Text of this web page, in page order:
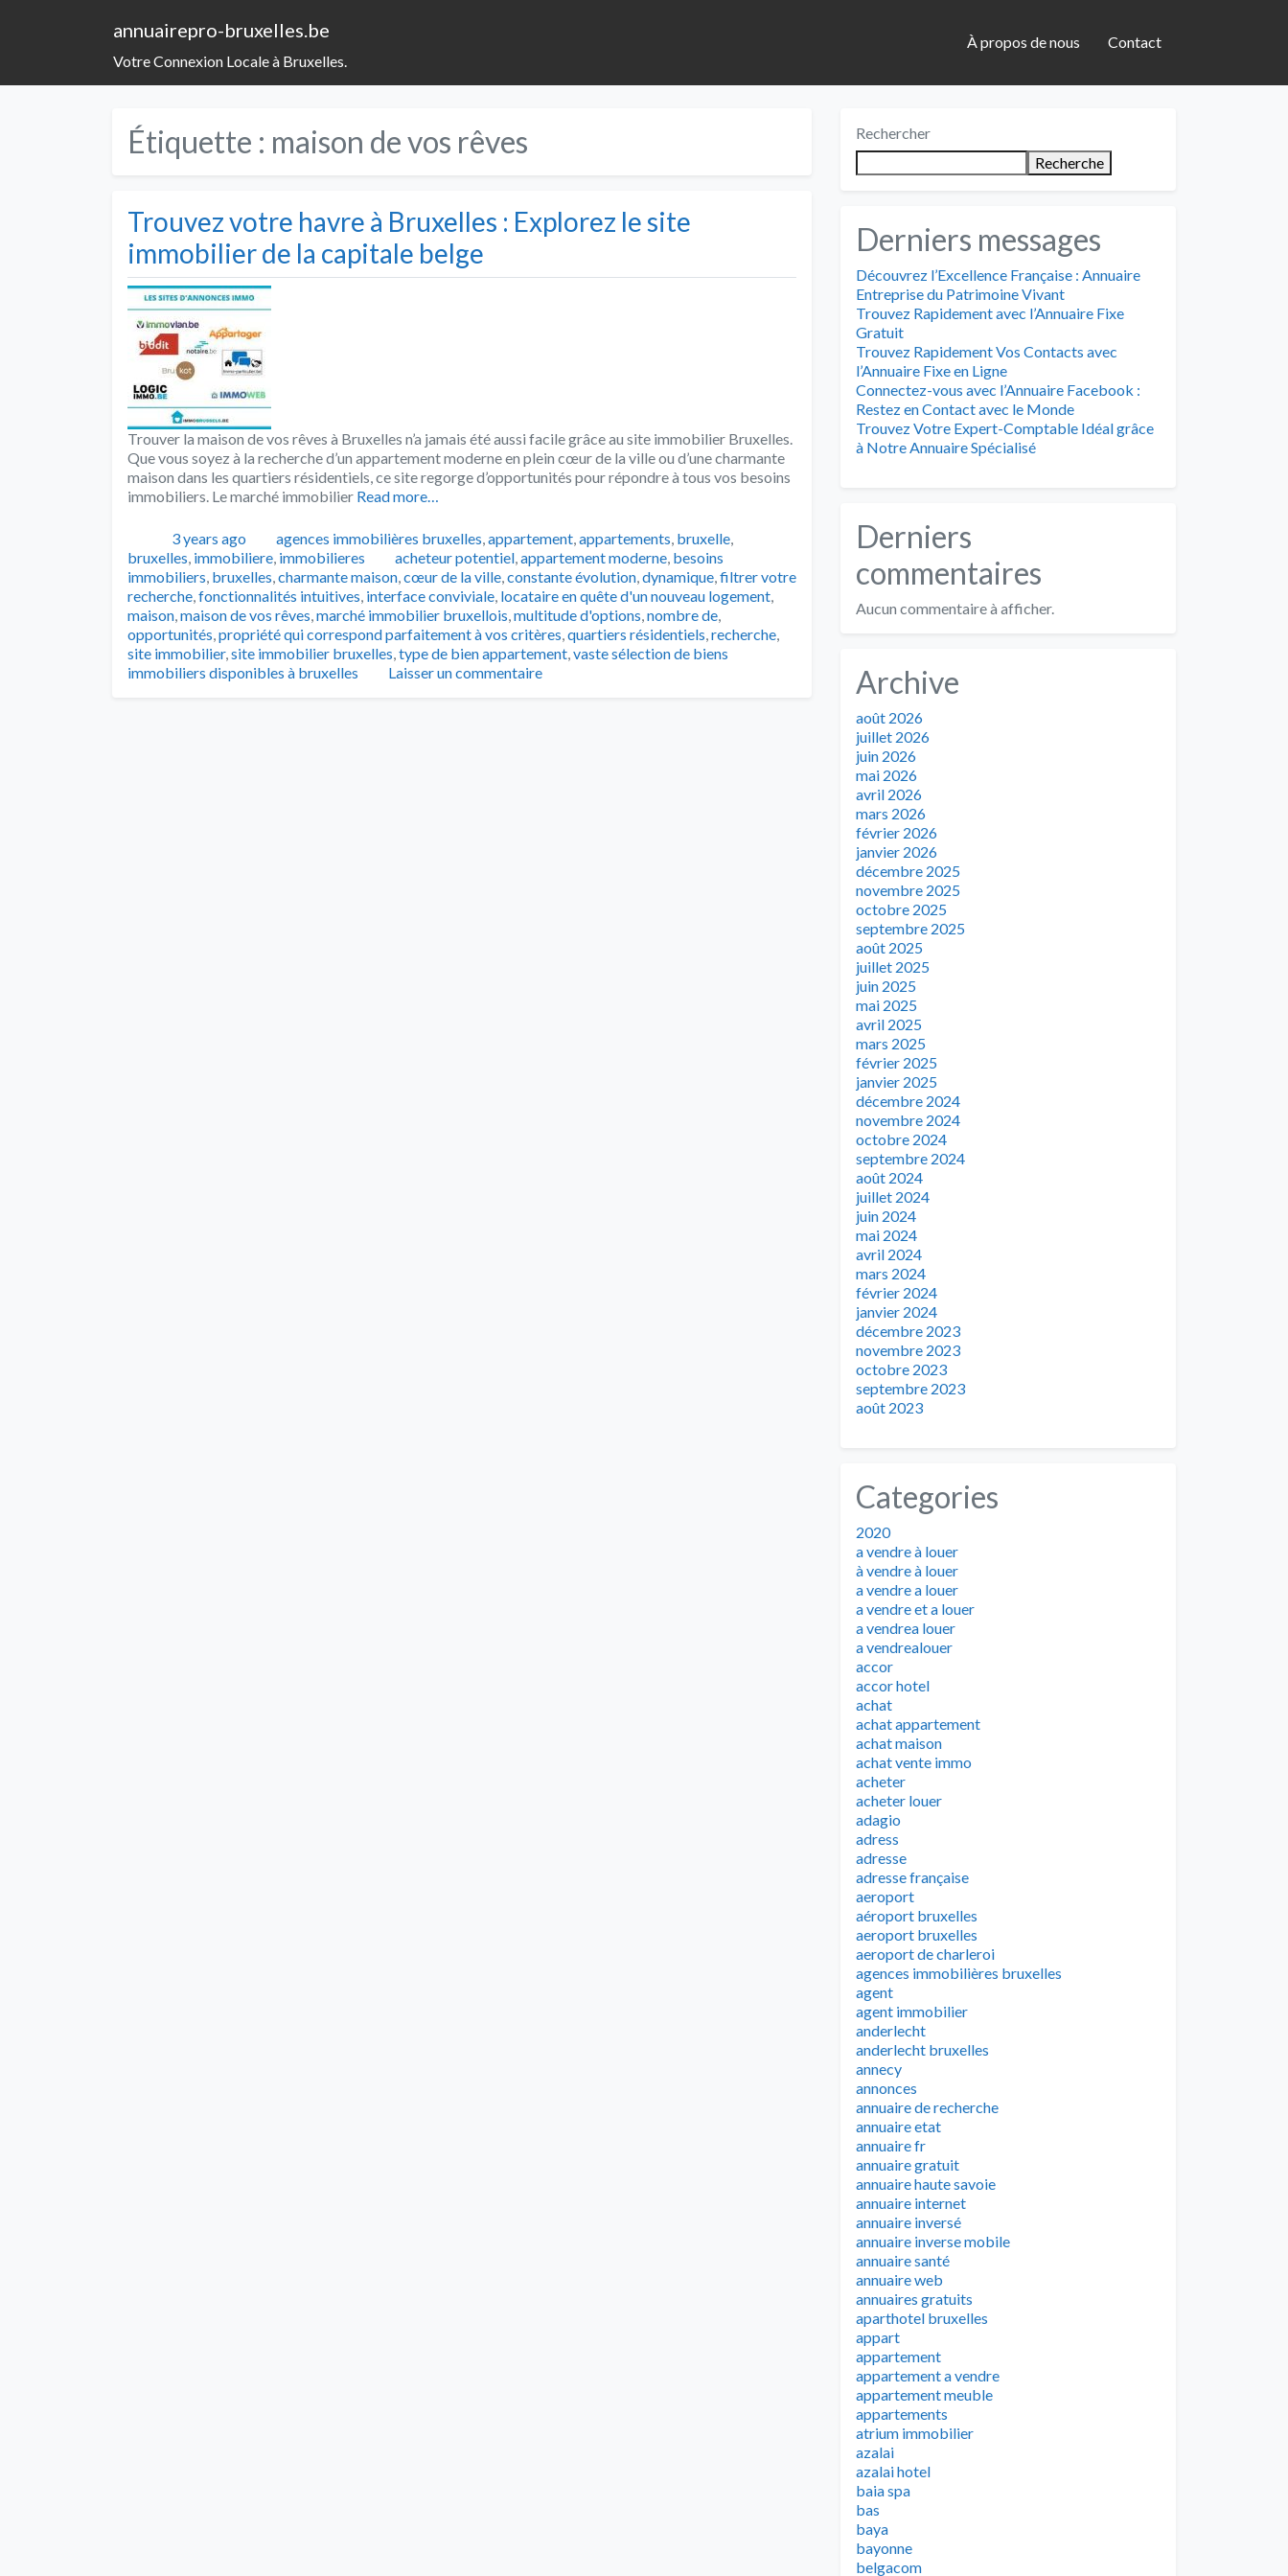
annuairepro-bruxelles.be
Votre Connexion Locale à Bruxelles.
À propos de nous Contact
Étiquette : maison de vos rêves
Trouvez votre havre à Bruxelles : Explorez le site
immobilier de la capitale belge
Trouver la maison de vos rêves à Bruxelles n’a jamais été aussi facile grâce au site immobilier Bruxelles.
Que vous soyez à la recherche d’un appartement moderne en plein cœur de la ville ou d’une charmante
maison dans les quartiers résidentiels, ce site regorge d’opportunités pour répondre à tous vos besoins
immobiliers. Le marché immobilier Read more…
Publié3 years ago Catégories
agences immobilières bruxelles,appartement,appartements, bruxelle,
bruxelles, immobiliere, immobilieres Tags
acheteur potentiel,appartement moderne, besoins
immobiliers, bruxelles,charmante maison,cœur de la ville,constante évolution,dynamique,filtrer votre
recherche,fonctionnalités intuitives, interface conviviale, locataire en quête d'un nouveau logement,
maison,maison de vos rêves,marché immobilier bruxellois,multitude d'options,nombre de,
opportunités,propriété qui correspond parfaitement à vos critères,quartiers résidentiels,recherche,
site immobilier,site immobilier bruxelles,type de bien appartement,vaste sélection de biens
immobiliers disponibles à bruxelles
Laisser un commentaire
Rechercher
Recherche
Derniers messages
Découvrez l’Excellence Française : Annuaire
Entreprise du Patrimoine Vivant
Trouvez Rapidement avec l’Annuaire Fixe
Gratuit
Trouvez Rapidement Vos Contacts avec
l’Annuaire Fixe en Ligne
Connectez-vous avec l’Annuaire Facebook :
Restez en Contact avec le Monde
Trouvez Votre Expert-Comptable Idéal grâce
à Notre Annuaire Spécialisé
Derniers
commentaires
Aucun commentaire à afficher.
Archive
août 2026
juillet 2026
juin 2026
mai 2026
avril 2026
mars 2026
février 2026
janvier 2026
décembre 2025
novembre 2025
octobre 2025
septembre 2025
août 2025
juillet 2025
juin 2025
mai 2025
avril 2025
mars 2025
février 2025
janvier 2025
décembre 2024
novembre 2024
octobre 2024
septembre 2024
août 2024
juillet 2024
juin 2024
mai 2024
avril 2024
mars 2024
février 2024
janvier 2024
décembre 2023
novembre 2023
octobre 2023
septembre 2023
août 2023
Categories
2020
a vendre à louer
à vendre à louer
a vendre a louer
a vendre et a louer
a vendrea louer
a vendrealouer
accor
accor hotel
achat
achat appartement
achat maison
achat vente immo
acheter
acheter louer
adagio
adress
adresse
adresse française
aeroport
aéroport bruxelles
aeroport bruxelles
aeroport de charleroi
agences immobilières bruxelles
agent
agent immobilier
anderlecht
anderlecht bruxelles
annecy
annonces
annuaire de recherche
annuaire etat
annuaire fr
annuaire gratuit
annuaire haute savoie
annuaire internet
annuaire inversé
annuaire inverse mobile
annuaire santé
annuaire web
annuaires gratuits
aparthotel bruxelles
appart
appartement
appartement a vendre
appartement meuble
appartements
atrium immobilier
azalai
azalai hotel
baia spa
bas
baya
bayonne
belgacom